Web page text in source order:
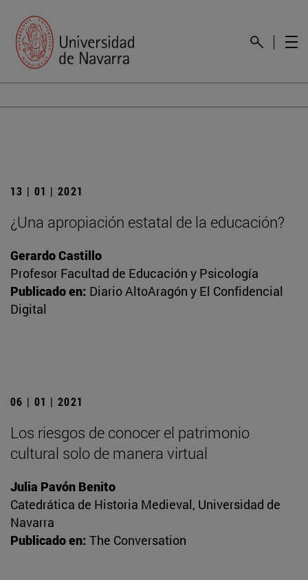
13 | 01 | 2021
¿Una apropiación estatal de la educación?
Gerardo Castillo
Profesor Facultad de Educación y Psicología
Publicado en: Diario AltoAragón y El Confidencial
Digital
06 | 01 | 2021
Los riesgos de conocer el patrimonio
cultural solo de manera virtual
Julia Pavón Benito
Catedrática de Historia Medieval, Universidad de
Navarra
Publicado en: The Conversation